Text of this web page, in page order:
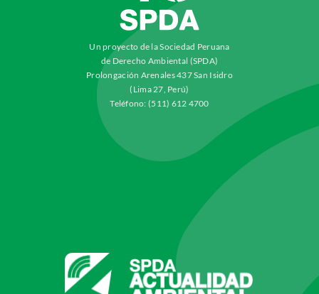
Un proyecto de la Sociedad Peruana
de Derecho Ambiental (SPDA)
Prolongación Arenales 437 San Isidro
(Lima 27, Perú)
Teléfono: (511) 612 4700